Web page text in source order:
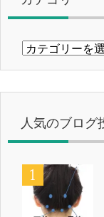
カ
リ
人気のブロ